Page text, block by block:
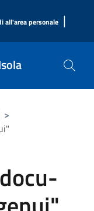
all'area personale |
>